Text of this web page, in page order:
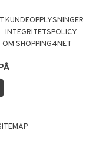
KUNDEOPPLYSNINGER
INTEGRITETSPOLICY
OM SHOPPING4NET